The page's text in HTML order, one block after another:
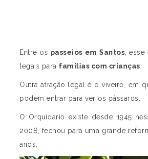
Entre os passeios em Santos ,
legais para famílias com crianças
Outra atração legal é o viveiro, em
podem entrar para ver os pássaros.
O Orquidário existe desde 1945
2008, fechou para uma grande
anos.